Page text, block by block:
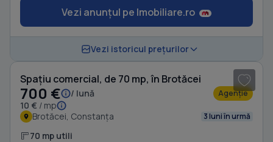
Vezi anunțul pe Imobiliare.ro
Vezi istoricul prețurilor
Spațiu comercial, de 70 mp, în Brotăcei
700 €
/ lună
10 € / mp
Agenție
Brotăcei, Constanța 3 luni în urmă
70 mp utili